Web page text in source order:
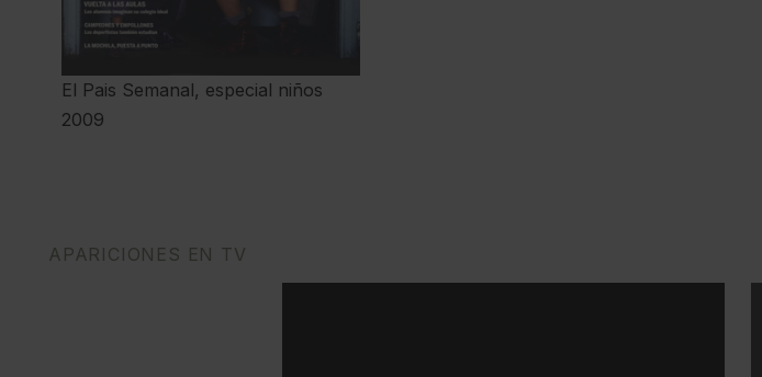
El Pais Semanal, especial niños
2009
APARICIONES EN TV